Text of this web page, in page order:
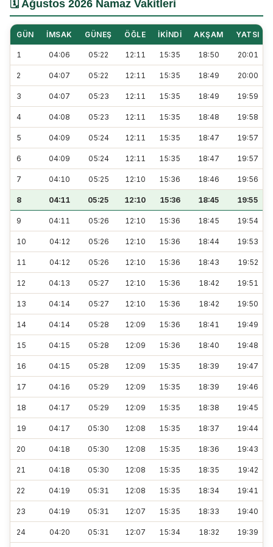
🗓️ Ağustos 2026 Namaz Vakitleri
GÜN İMSAK GÜNEŞ ÖĞLE İKINDI AKŞAM YATSI
1 04:06 05:22 12:11 15:35 18:50 20:01
2 04:07 05:22 12:11 15:35 18:49 20:00
3 04:07 05:23 12:11 15:35 18:49 19:59
4 04:08 05:23 12:11 15:35 18:48 19:58
5 04:09 05:24 12:11 15:35 18:47 19:57
6 04:09 05:24 12:11 15:35 18:47 19:57
7 04:10 05:25 12:10 15:36 18:46 19:56
8 04:11 05:25 12:10 15:36 18:45 19:55
9 04:11 05:26 12:10 15:36 18:45 19:54
10 04:12 05:26 12:10 15:36 18:44 19:53
11 04:12 05:26 12:10 15:36 18:43 19:52
12 04:13 05:27 12:10 15:36 18:42 19:51
13 04:14 05:27 12:10 15:36 18:42 19:50
14 04:14 05:28 12:09 15:36 18:41 19:49
15 04:15 05:28 12:09 15:36 18:40 19:48
16 04:15 05:28 12:09 15:35 18:39 19:47
17 04:16 05:29 12:09 15:35 18:39 19:46
18 04:17 05:29 12:09 15:35 18:38 19:45
19 04:17 05:30 12:08 15:35 18:37 19:44
20 04:18 05:30 12:08 15:35 18:36 19:43
21 04:18 05:30 12:08 15:35 18:35 19:42
22 04:19 05:31 12:08 15:35 18:34 19:41
23 04:19 05:31 12:07 15:35 18:33 19:40
24 04:20 05:31 12:07 15:34 18:32 19:39